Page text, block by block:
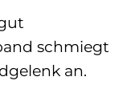
schmiegt
an.